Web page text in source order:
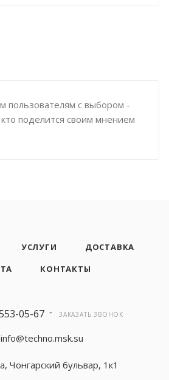
пользователям с выбором -
поделится своим мнением
УСЛУГИ
ДОСТАВКА
КОНТАКТЫ
05-67 ЗАКАЗАТЬ ЗВОНОК
info@techno.msk.su
Чонгарский бульвар, 1к1